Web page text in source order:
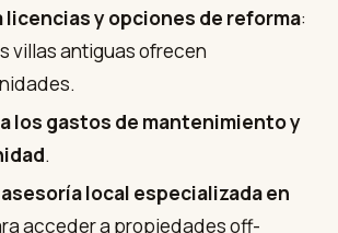
licencias y opciones de reforma:
villas antiguas ofrecen
los gastos de mantenimiento y
.
local especializada en
acceder a propiedades off-